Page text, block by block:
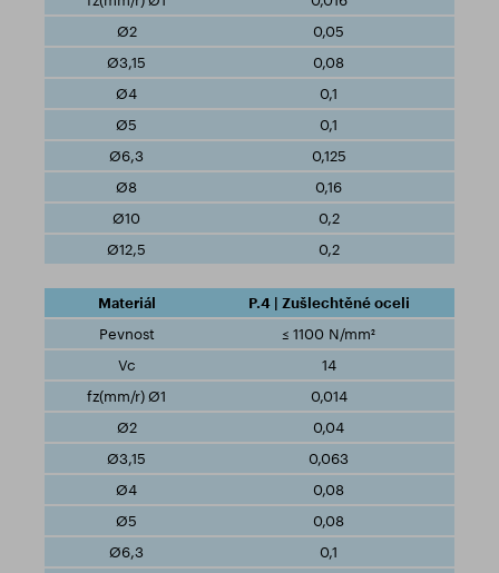
0,05
0,08
0,1
0,1
0,125
0,16
0,2
0,2
P.4 | Zušlechtěné oceli
≤ 1100 N/mm²
14
0,014
0,04
0,063
0,08
0,08
0,1